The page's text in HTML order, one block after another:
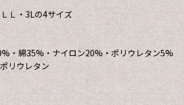
Ｌ・3Lの4サイズ
・綿35%・ナイロン20%・ポリウレタン5%
リウレタン